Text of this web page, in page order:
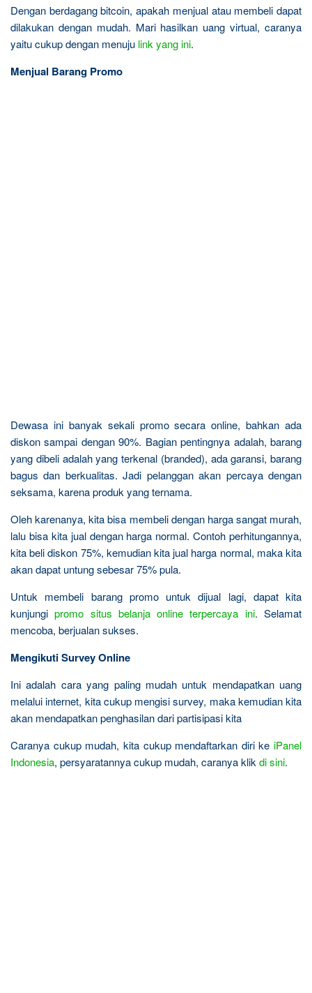
Dengan berdagang bitcoin, apakah menjual atau membeli dapat
dilakukan dengan mudah. Mari hasilkan uang virtual, caranya
yaitu cukup dengan menuju link yang ini.
Menjual Barang Promo
Dewasa ini banyak sekali promo secara online, bahkan ada
diskon sampai dengan 90%. Bagian pentingnya adalah, barang
yang dibeli adalah yang terkenal (branded), ada garansi, barang
bagus dan berkualitas. Jadi pelanggan akan percaya dengan
seksama, karena produk yang ternama.
Oleh karenanya, kita bisa membeli dengan harga sangat murah,
lalu bisa kita jual dengan harga normal. Contoh perhitungannya,
kita beli diskon 75%, kemudian kita jual harga normal, maka kita
akan dapat untung sebesar 75% pula.
Untuk membeli barang promo untuk dijual lagi, dapat kita
kunjungipromo situs belanja online terpercaya ini. Selamat
mencoba, berjualan sukses.
Mengikuti Survey Online
Ini adalah cara yang paling mudah untuk mendapatkan uang
melalui internet, kita cukup mengisi survey, maka kemudian kita
akan mendapatkan penghasilan dari partisipasi kita
Caranya cukup mudah, kita cukup mendaftarkan diri ke iPanel
Indonesia, persyaratannya cukup mudah, caranya klik di sini.